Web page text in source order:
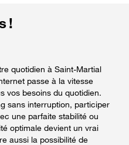
!
quotidien à Saint-Martial
passe à la vitesse
vos besoins du quotidien.
sans interruption, participer
une parfaite stabilité ou
optimale devient un vrai
aussi la possibilité de